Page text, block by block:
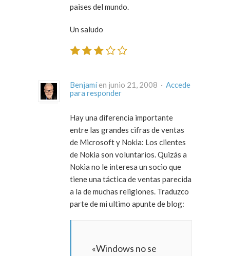
paises del mundo.
Un saludo
Benjamí en junio 21, 2008 · Accede
para responder
Hay una diferencia importante
entre las grandes cifras de ventas
de Microsoft y Nokia: Los clientes
de Nokia son voluntarios. Quizás a
Nokia no le interesa un socio que
tiene una táctica de ventas parecida
a la de muchas religiones. Traduzco
parte de mi ultimo apunte de blog:
«Windows no se